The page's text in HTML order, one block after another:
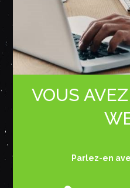
VOUS
Parlez-en